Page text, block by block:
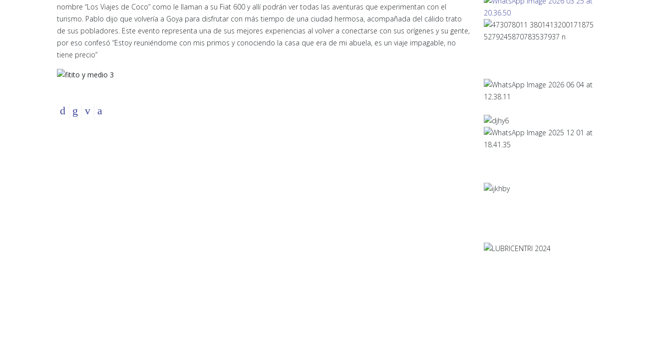
nombre “Los Viajes de Coco” como le llaman a su Fiat 600 y allí podrán ver todas las aventuras que experimentan con el
turismo. Pablo dijo que volvería a Goya para disfrutar con más tiempo de una ciudad hermosa, acompañada del cálido trato
de sus pobladores. Este evento representa una de sus mejores experiencias al volver a conectarse con sus orígenes y su gente,
por eso confesó “Estoy reuniéndome con mis primos y conociendo la casa que era de mi abuela, es un viaje impagable, no
tiene precio”